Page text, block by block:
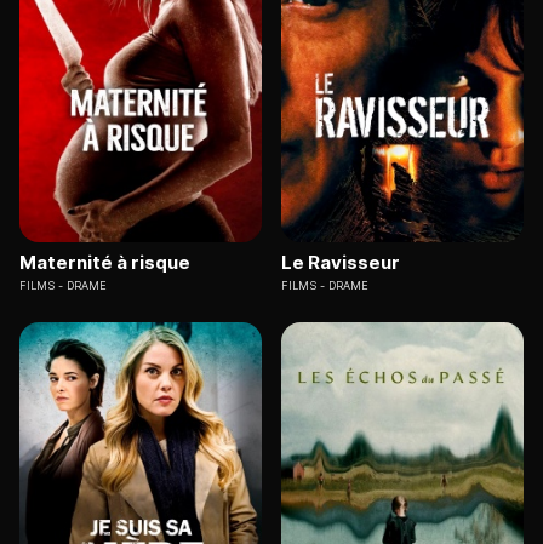
Maternité à risque
FILMS DRAME
Le Ravisseur
FILMS DRAME